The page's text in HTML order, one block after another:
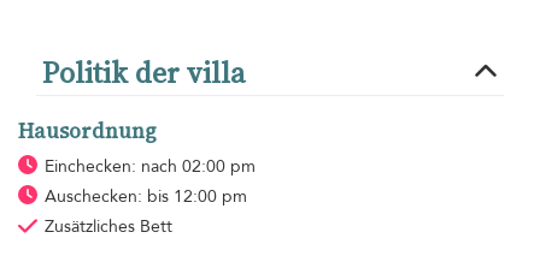
Politik der villa
Hausordnung
Einchecken: nach 02:00 pm
Auschecken: bis 12:00 pm
Zusätzliches Bett